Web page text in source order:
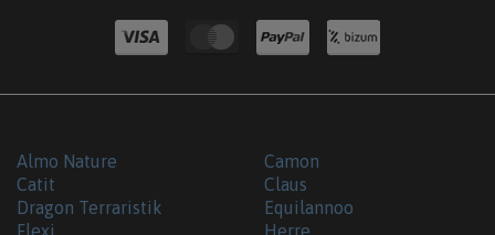
Almo Nature
Camon
Catit
Claus
Dragon Terraristik
Equilannoo
Flexi
Herre